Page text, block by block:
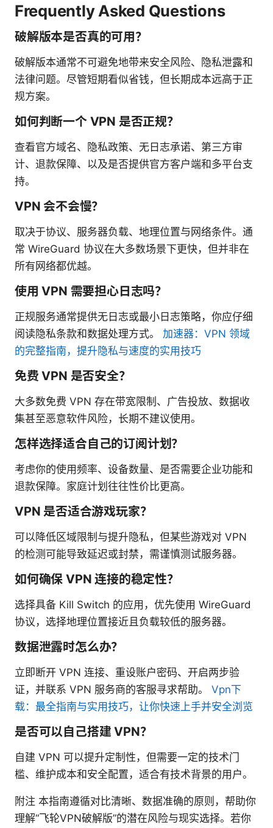
Frequently Asked Questions
破解版本是否真的可用？
破解版本通常不可避免地带来安全风险、隐私泄露和
法律问题。尽管短期看似省钱，但长期成本远高于正
规方案。
如何判断一个 VPN 是否正规？
查看官方域名、隐私政策、无日志承诺、第三方审
计、退款保障、以及是否提供官方客户端和多平台支
持。
VPN 会不会慢？
取决于协议、服务器负载、地理位置与网络条件。通
常 WireGuard 协议在大多数场景下更快，但并非在
所有网络都优越。
使用 VPN 需要担心日志吗？
正规服务通常提供无日志或最小日志策略，你应仔细
阅读隐私条款和数据处理方式。 加速器：VPN 领域
的完整指南，提升隐私与速度的实用技巧
免费 VPN 是否安全？
大多数免费 VPN 存在带宽限制、广告投放、数据收
集甚至恶意软件风险，长期不建议使用。
怎样选择适合自己的订阅计划？
考虑你的使用频率、设备数量、是否需要企业功能和
退款保障。家庭计划往往性价比更高。
VPN 是否适合游戏玩家？
可以降低区域限制与提升隐私，但某些游戏对 VPN
的检测可能导致延迟或封禁，需谨慎测试服务器。
如何确保 VPN 连接的稳定性？
选择具备 Kill Switch 的应用，优先使用 WireGuard
协议，选择地理位置接近且负载较低的服务器。
数据泄露时怎么办？
立即断开 VPN 连接、重设账户密码、开启两步验
证，并联系 VPN 服务商的客服寻求帮助。 Vpn下
载：最全指南与实用技巧，让你快速上手并安全浏览
是否可以自己搭建 VPN？
自建 VPN 可以提升定制性，但需要一定的技术门
槛、维护成本和安全配置，适合有技术背景的用户。
附注 本指南遵循对比清晰、数据准确的原则，帮助你
理解“飞轮VPN破解版”的潜在风险与现实选择。若你